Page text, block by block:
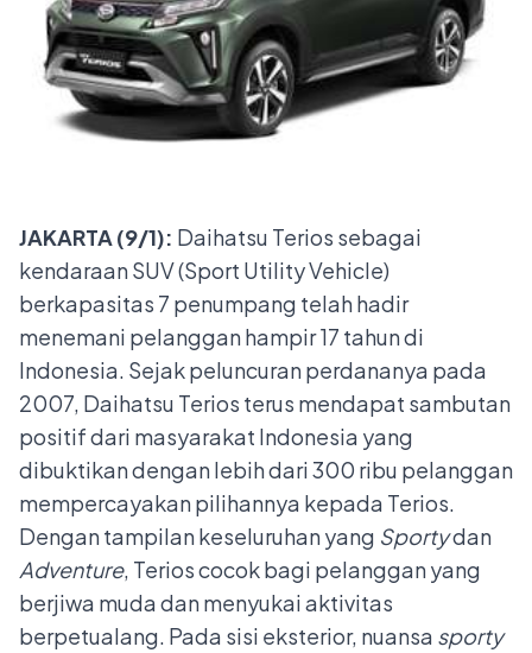
JAKARTA (9/1): Daihatsu Terios sebagai
kendaraan SUV (Sport Utility Vehicle)
berkapasitas 7 penumpang telah hadir
menemani pelanggan hampir 17 tahun di
Indonesia. Sejak peluncuran perdananya pada
2007, Daihatsu Terios terus mendapat sambutan
positif dari masyarakat Indonesia yang
dibuktikan dengan lebih dari 300 ribu pelanggan
mempercayakan pilihannya kepada Terios.
Dengan tampilan keseluruhan yang Sportydan
Adventure, Terios cocok bagi pelanggan yang
berjiwa muda dan menyukai aktivitas
berpetualang. Pada sisi eksterior, nuansa sporty